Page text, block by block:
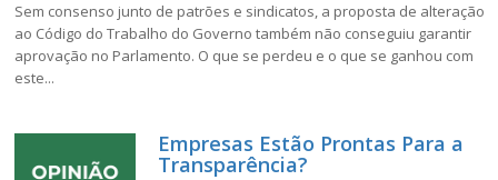
Sem consenso junto de patrões e sindicatos, a proposta de alteração
ao Código do Trabalho do Governo também não conseguiu garantir
aprovação no Parlamento. O que se perdeu e o que se ganhou com
este...
Empresas Estão Prontas Para a
Transparência?